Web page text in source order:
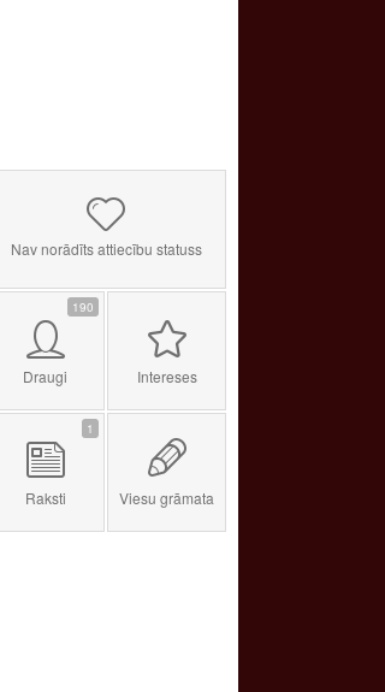
Nav norādīts attiecību statuss
190
Draugi Intereses
1
Raksti Viesu grāmata